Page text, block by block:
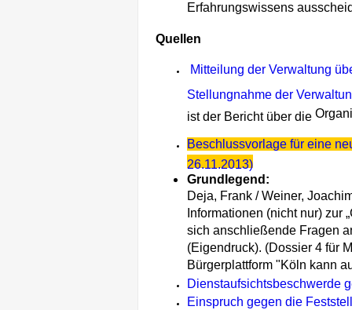
Erfahrungswissens
Quellen
Mitteilung der Verwaltung
Stellungnahme der
ist der Bericht über die
Beschlussvorlage für eine
26.11.2013)
Grundlegend:
Deja, Frank / Weiner,
Informationen (nicht nur) zur
sich anschließende Fragen
(Eigendruck). (Dossier 4 für
Bürgerplattform "Köln kann
Dienstaufsichtsbeschwerde
Einspruch gegen die